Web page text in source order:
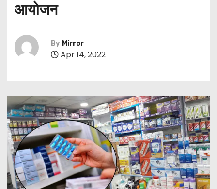
आयोजन
By Mirror
Apr 14, 2022